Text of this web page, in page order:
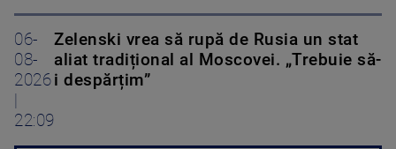
06-
08-
2026
22:09
Zelenski vrea să rupă de Rusia un stat
aliat tradițional al Moscovei. „Trebuie să-
i despărțim”